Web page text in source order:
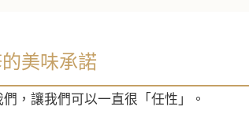
美味承諾
，讓我們可以一直很「任性」。